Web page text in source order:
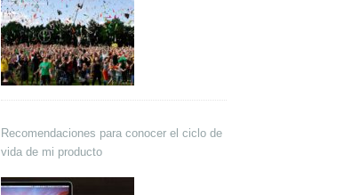
Recomendaciones para conocer el ciclo de
vida de mi producto